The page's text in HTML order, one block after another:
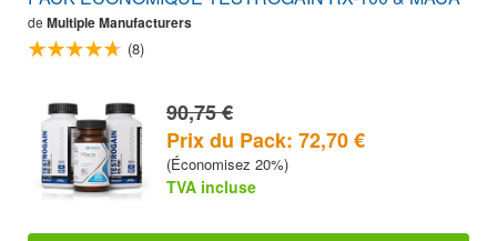
de Multiple Manufacturers
(8)
90,75 €
Prix du Pack: 72,70 €
(Économisez 20%)
TVA incluse